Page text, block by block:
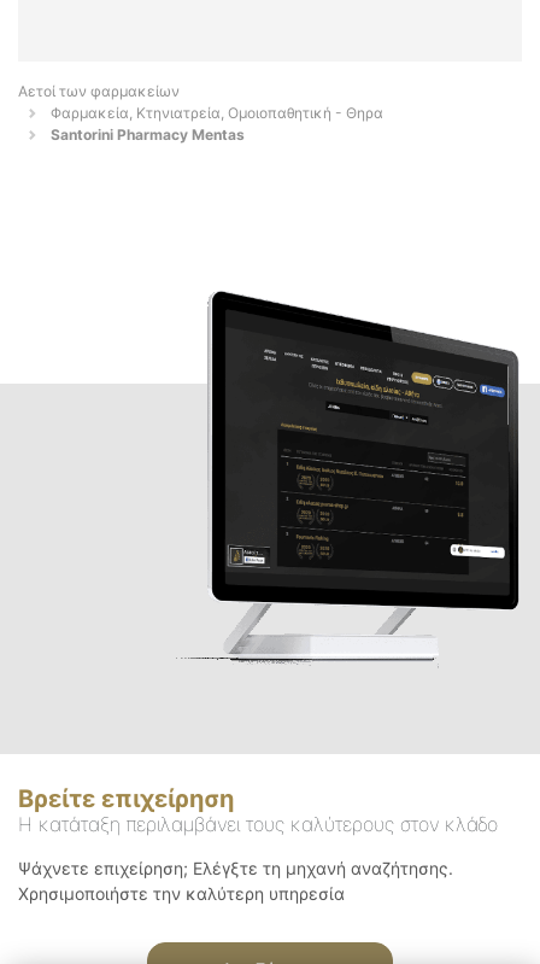
Αετοί των φαρμακείων
Φαρμακεία, Κτηνιατρεία, Ομοιοπαθητική - Θηρα
Santorini Pharmacy Mentas
Βρείτε επιχείρηση
Η κατάταξη περιλαμβάνει τους καλύτερους στον κλάδο
Ψάχνετε επιχείρηση; Ελέγξτε τη μηχανή αναζήτησης.
Χρησιμοποιήστε την καλύτερη υπηρεσία